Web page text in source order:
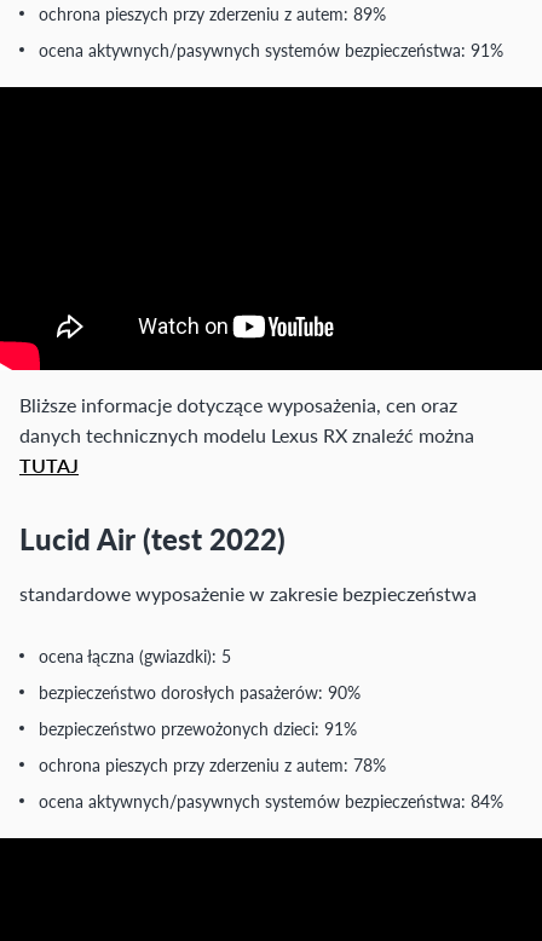
ochrona pieszych przy zderzeniu z autem: 89%
ocena aktywnych/pasywnych systemów bezpieczeństwa: 91%
Bliższe informacje dotyczące wyposażenia, cen oraz
danych technicznych modelu Lexus RX znaleźć można
TUTAJ
Lucid Air (test 2022)
standardowe wyposażenie w zakresie bezpieczeństwa
ocena łączna (gwiazdki): 5
bezpieczeństwo dorosłych pasażerów: 90%
bezpieczeństwo przewożonych dzieci: 91%
ochrona pieszych przy zderzeniu z autem: 78%
ocena aktywnych/pasywnych systemów bezpieczeństwa: 84%